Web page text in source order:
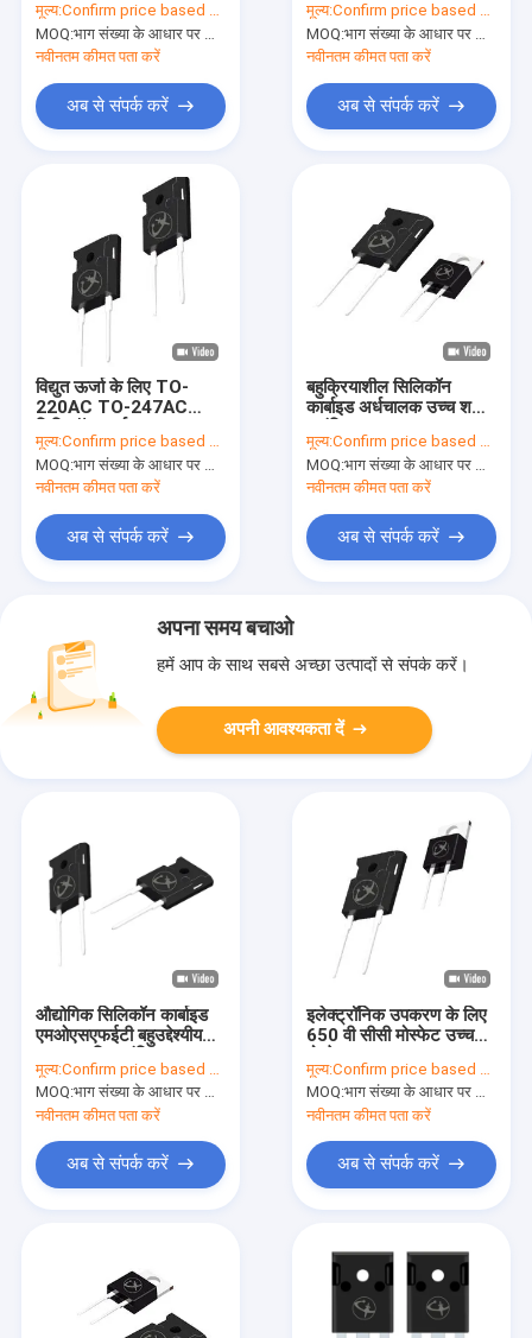
मूल्य:Confirm price based on part number
MOQ:भाग संख्या के आधार पर मात्रा की पुष्टि करें
नवीनतम कीमत पता करें
अब से संपर्क करें
मूल्य:Confirm price based on part number
MOQ:भाग संख्या के आधार पर मात्रा की पुष्टि करें
नवीनतम कीमत पता करें
अब से संपर्क करें
विद्युत ऊर्जा के लिए TO-
220AC TO-247AC
मूल्य:Confirm price based on part number
MOQ:भाग संख्या के आधार पर मात्रा की पुष्टि करें
नवीनतम कीमत पता करें
अब से संपर्क करें
बहुक्रियाशील सिलिकॉन
कार्बाइड अर्धचालक उच्च शक्ति
मूल्य:Confirm price based on part number
MOQ:भाग संख्या के आधार पर मात्रा की पुष्टि करें
नवीनतम कीमत पता करें
अब से संपर्क करें
अपना समय बचाओ
हमें आप के साथ सबसे अच्छा उत्पादों से संपर्क करें।
अपनी आवश्यकता दें
औद्योगिक सिलिकॉन कार्बाइड
एमओएसएफईटी बहुउद्देश्यीय
मूल्य:Confirm price based on part number
MOQ:भाग संख्या के आधार पर मात्रा की पुष्टि करें
नवीनतम कीमत पता करें
अब से संपर्क करें
इलेक्ट्रॉनिक उपकरण के लिए
650 वी सीसी मोस्फेट उच्च
220AC
मूल्य:Confirm price based on part number
MOQ:भाग संख्या के आधार पर मात्रा की पुष्टि करें
नवीनतम कीमत पता करें
अब से संपर्क करें